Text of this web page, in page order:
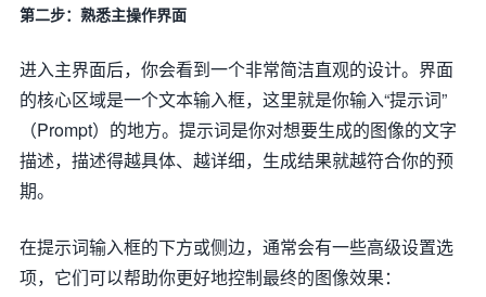
第二步：熟悉主操作界面
进入主界面后，你会看到一个非常简洁直观的设计。界面
的核心区域是一个文本输入框，这里就是你输入“提示词”
（Prompt）的地方。提示词是你对想要生成的图像的文字
描述，描述得越具体、越详细，生成结果就越符合你的预
期。
在提示词输入框的下方或侧边，通常会有一些高级设置选
项，它们可以帮助你更好地控制最终的图像效果：